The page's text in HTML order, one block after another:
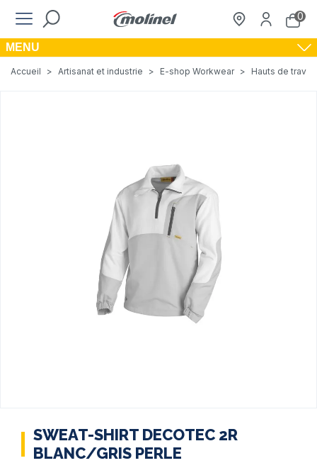
0
MENU
Accueil > Artisanat et industrie > E-shop Workwear > Hauts de travail
SWEAT-SHIRT DECOTEC 2R
BLANC/GRIS PERLE